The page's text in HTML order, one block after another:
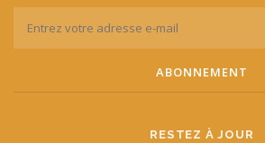
RESTEZ À JOUR